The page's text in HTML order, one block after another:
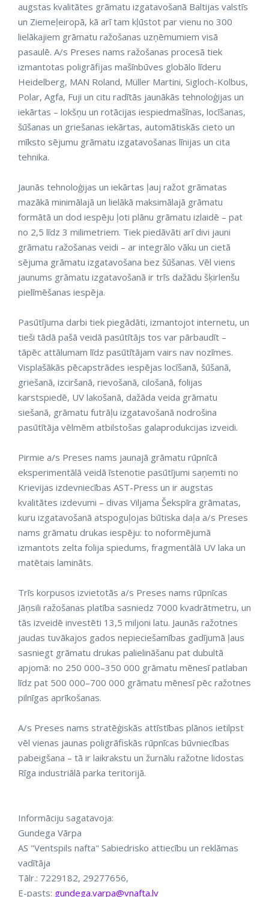
augstas kvalitātes grāmatu izgatavošanā Baltijas valstīs
un Ziemeļeiropā, kā arī tam kļūstot par vienu no 300
lielākajiem grāmatu ražošanas uzņēmumiem visā
pasaulē. A/s Preses nams ražošanas procesā tiek
izmantotas poligrāfijas mašīnbūves globālo līderu
Heidelberg, MAN Roland, Müller Martini, Sigloch-Kolbus,
Polar, Agfa, Fuji un citu radītās jaunākās tehnoloģijas un
iekārtas – lokšņu un rotācijas iespiedmašīnas, locīšanas,
šūšanas un griešanas iekārtas, automātiskās cieto un
mīksto sējumu grāmatu izgatavošanas līnijas un cita
tehnika.
Jaunās tehnoloģijas un iekārtas ļauj ražot grāmatas
mazākā minimālajā un lielākā maksimālajā grāmatu
formātā un dod iespēju ļoti plānu grāmatu izlaidē – pat
no 2,5 līdz 3 milimetriem. Tiek piedāvāti arī divi jauni
grāmatu ražošanas veidi – ar integrālo vāku un cietā
sējuma grāmatu izgatavošana bez šūšanas. Vēl viens
jaunums grāmatu izgatavošanā ir trīs dažādu šķirlenšu
pielīmēšanas iespēja.
Pasūtījuma darbi tiek piegādāti, izmantojot internetu, un
tieši tādā pašā veidā pasūtītājs tos var pārbaudīt –
tāpēc attālumam līdz pasūtītājam vairs nav nozīmes.
Visplašākās pēcapstrādes iespējas locīšanā, šūšanā,
griešanā, izciršanā, rievošanā, cilošanā, folijas
karstspiedē, UV lakošanā, dažāda veida grāmatu
siešanā, grāmatu futrāļu izgatavošanā nodrošina
pasūtītāja vēlmēm atbilstošas galaprodukcijas izveidi.
Pirmie a/s Preses nams jaunajā grāmatu rūpnīcā
eksperimentālā veidā īstenotie pasūtījumi saņemti no
Krievijas izdevniecības AST-Press un ir augstas
kvalitātes izdevumi – divas Viljama Šekspīra grāmatas,
kuru izgatavošanā atspoguļojas būtiska daļa a/s Preses
nams grāmatu drukas iespēju: to noformējumā
izmantots zelta folija spiedums, fragmentālā UV laka un
matētais lamināts.
Trīs korpusos izvietotās a/s Preses nams rūpnīcas
Jāņsili ražošanas platība sasniedz 7000 kvadrātmetru, un
tās izveidē investēti 13,5 miljoni latu. Jaunās ražotnes
jaudas tuvākajos gados nepieciešamības gadījumā ļaus
sasniegt grāmatu drukas palielināšanu pat dubultā
apjomā: no 250 000–350 000 grāmatu mēnesī patlaban
līdz pat 500 000–700 000 grāmatu mēnesī pēc ražotnes
pilnīgas aprīkošanas.
A/s Preses nams stratēģiskās attīstības plānos ietilpst
vēl vienas jaunas poligrāfiskās rūpnīcas būvniecības
pabeigšana – tā ir laikrakstu un žurnālu ražotne lidostas
Rīga industriālā parka teritorijā.
Informāciju sagatavoja:
Gundega Vārpa
AS "Ventspils nafta" Sabiedrisko attiecību un reklāmas
vadītāja
Tālr.: 7229182, 29277656,
E-pasts: gundega.varpa@vnafta.lv